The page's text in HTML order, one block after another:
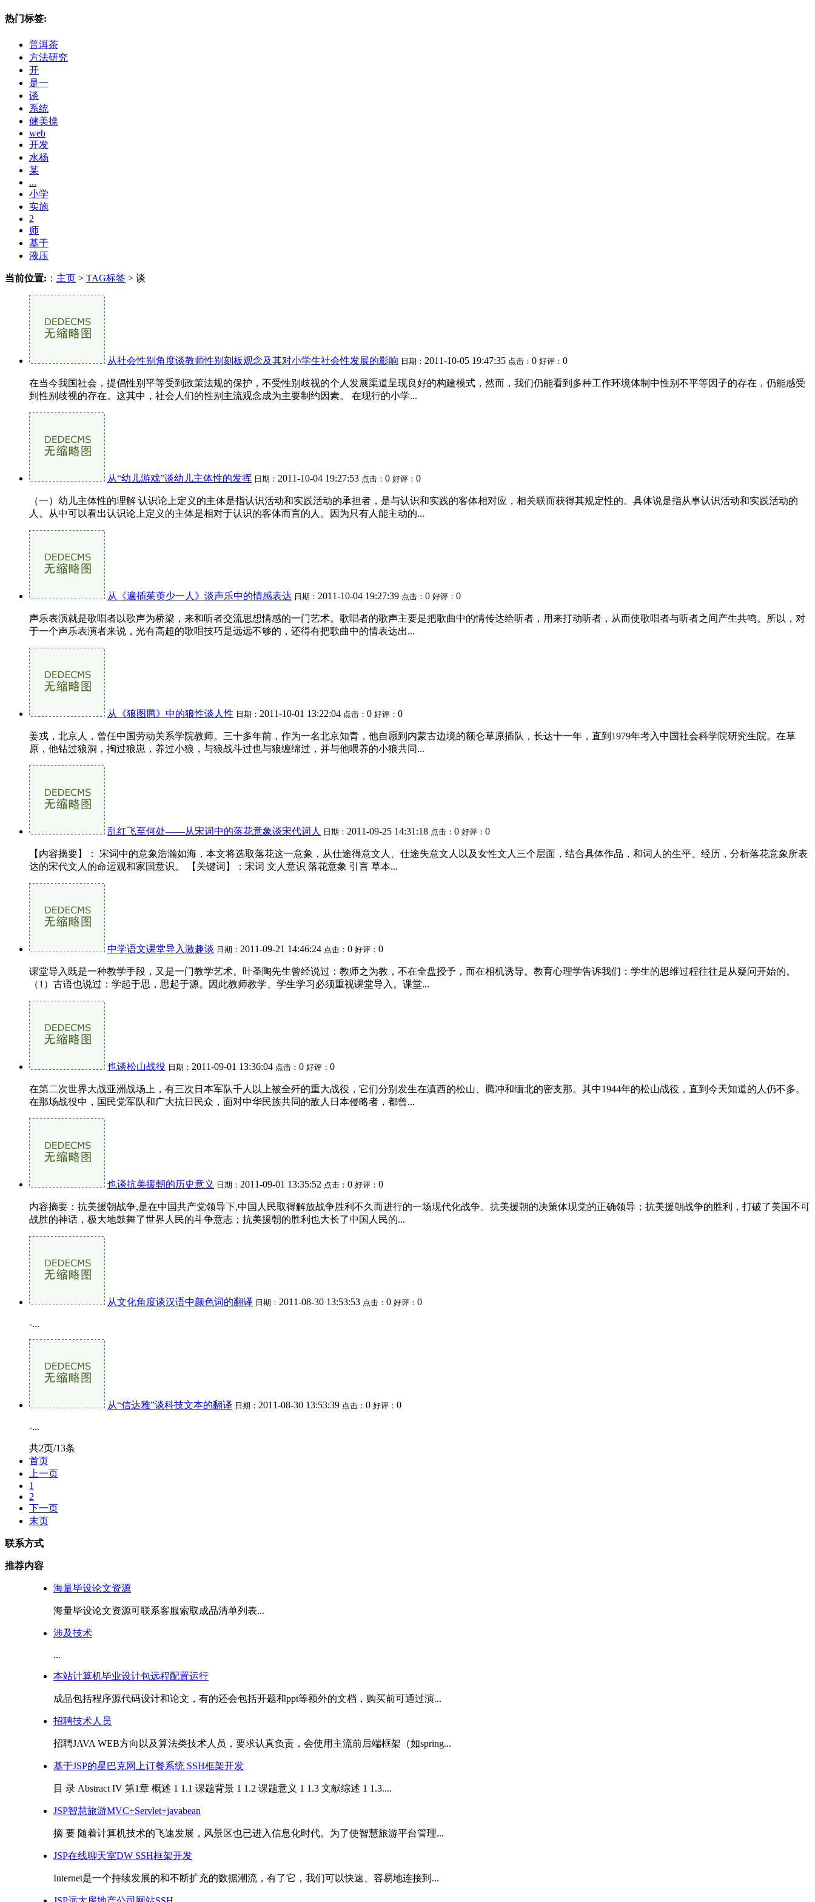
热门标签:
普洱茶
方法研究
开
是一
谈
系统
健美操
web
开发
水杨
某
...
小学
实施
2
师
基于
液压
当前位置: ： 主页 > TAG标签 > 谈
从社会性别角度谈教师性别刻板观念及其对小学生社会性发展的影响 日期： 2011-10-05 19:47:35 点击： 0 好评： 0
在当今我国社会，提倡性别平等受到政策法规的保护，不受性别歧视的个人发展渠道呈现良好的构建模式，然而，我们仍能看到多种工作环境体制中性别不平等因子的存在，仍能感受
到性别歧视的存在。这其中，社会人们的性别主流观念成为主要制约因素。 在现行的小学...
从“幼儿游戏”谈幼儿主体性的发挥 日期： 2011-10-04 19:27:53 点击： 0 好评： 0
（一）幼儿主体性的理解 认识论上定义的主体是指认识活动和实践活动的承担者，是与认识和实践的客体相对应，相关联而获得其规定性的。具体说是指从事认识活动和实践活动的
人。从中可以看出认识论上定义的主体是相对于认识的客体而言的人。因为只有人能主动的...
从《遍插茱萸少一人》谈声乐中的情感表达 日期： 2011-10-04 19:27:39 点击： 0 好评： 0
声乐表演就是歌唱者以歌声为桥梁，来和听者交流思想情感的一门艺术。歌唱者的歌声主要是把歌曲中的情传达给听者，用来打动听者，从而使歌唱者与听者之间产生共鸣。所以，对
于一个声乐表演者来说，光有高超的歌唱技巧是远远不够的，还得有把歌曲中的情表达出...
从《狼图腾》中的狼性谈人性 日期： 2011-10-01 13:22:04 点击： 0 好评： 0
姜戎，北京人，曾任中国劳动关系学院教师。三十多年前，作为一名北京知青，他自愿到内蒙古边境的额仑草原插队，长达十一年，直到1979年考入中国社会科学院研究生院。在草
原，他钻过狼洞，掏过狼崽，养过小狼，与狼战斗过也与狼缠绵过，并与他喂养的小狼共同...
乱红飞至何处——从宋词中的落花意象谈宋代词人 日期： 2011-09-25 14:31:18 点击： 0 好评： 0
【内容摘要】： 宋词中的意象浩瀚如海，本文将选取落花这一意象，从仕途得意文人、仕途失意文人以及女性文人三个层面，结合具体作品，和词人的生平、经历，分析落花意象所表
达的宋代文人的命运观和家国意识。 【关键词】：宋词 文人意识 落花意象 引言 草本...
中学语文课堂导入激趣谈 日期： 2011-09-21 14:46:24 点击： 0 好评： 0
课堂导入既是一种教学手段，又是一门教学艺术。叶圣陶先生曾经说过：教师之为教，不在全盘授予，而在相机诱导。教育心理学告诉我们：学生的思维过程往往是从疑问开始的。
（1）古语也说过：学起于思，思起于源。因此教师教学、学生学习必须重视课堂导入。课堂...
也谈松山战役 日期： 2011-09-01 13:36:04 点击： 0 好评： 0
在第二次世界大战亚洲战场上，有三次日本军队千人以上被全歼的重大战役，它们分别发生在滇西的松山、腾冲和缅北的密支那。其中1944年的松山战役，直到今天知道的人仍不多。
在那场战役中，国民党军队和广大抗日民众，面对中华民族共同的敌人日本侵略者，都曾...
也谈抗美援朝的历史意义 日期： 2011-09-01 13:35:52 点击： 0 好评： 0
内容摘要：抗美援朝战争,是在中国共产党领导下,中国人民取得解放战争胜利不久而进行的一场现代化战争。抗美援朝的决策体现党的正确领导；抗美援朝战争的胜利，打破了美国不可
战胜的神话，极大地鼓舞了世界人民的斗争意志；抗美援朝的胜利也大长了中国人民的...
从文化角度谈汉语中颜色词的翻译 日期： 2011-08-30 13:53:53 点击： 0 好评： 0
-...
从“信达雅”谈科技文本的翻译 日期： 2011-08-30 13:53:39 点击： 0 好评： 0
-...
共2页/13条
首页
上一页
1
2
下一页
末页
联系方式
推荐内容
海量毕设论文资源
海量毕设论文资源可联系客服索取成品清单列表...
涉及技术
...
本站计算机毕业设计包远程配置运行
成品包括程序源代码设计和论文，有的还会包括开题和ppt等额外的文档，购买前可通过演...
招聘技术人员
招聘JAVA WEB方向以及算法类技术人员，要求认真负责，会使用主流前后端框架（如spring...
基于JSP的星巴克网上订餐系统 SSH框架开发
目 录 Abstract IV 第1章 概述 1 1.1 课题背景 1 1.2 课题意义 1 1.3 文献综述 1 1.3....
JSP智慧旅游MVC+Servlet+javabean
摘 要 随着计算机技术的飞速发展，风景区也已进入信息化时代。为了使智慧旅游平台管理...
JSP在线聊天室DW SSH框架开发
Internet是一个持续发展的和不断扩充的数据潮流，有了它，我们可以快速、容易地连接到...